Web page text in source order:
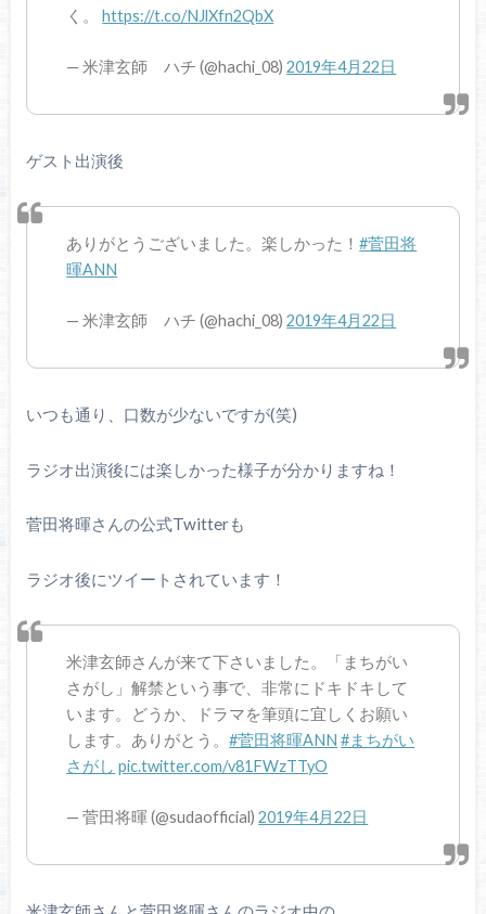
く。https://t.co/NJlXfn2QbX
— 米津玄師 ハチ (@hachi_08)2019年4月22日
ゲスト出演後
ありがとうございました。楽しかった！#菅田将
暉ANN
— 米津玄師 ハチ (@hachi_08)2019年4月22日
いつも通り、口数が少ないですが(笑)
ラジオ出演後には楽しかった様子が分かりますね！
菅田将暉さんの公式Twitterも
ラジオ後にツイートされています！
米津玄師さんが来て下さいました。「まちがい
さがし」解禁という事で、非常にドキドキして
います。どうか、ドラマを筆頭に宜しくお願い
します。ありがとう。#菅田将暉ANN #まちがい
さがし pic.twitter.com/v81FWzTTyO
— 菅田将暉 (@sudaofficial)2019年4月22日